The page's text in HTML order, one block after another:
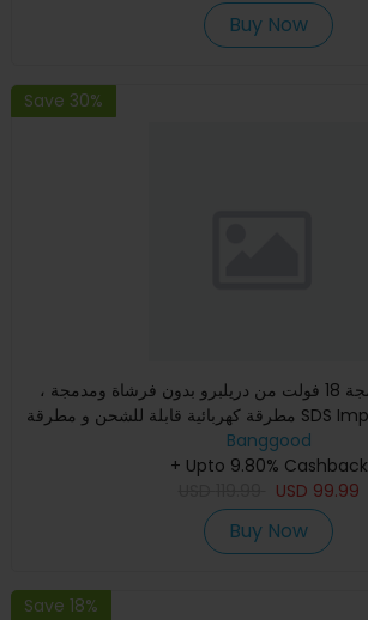
Buy Now
Save 30%
حافظة الحفر المدمجة 18 فولت من دريلبرو بدون فرشاة ومدمجة ،
مطرقة كهربائية قابلة للشحن و مطرقة SDS Impact Drill Hammer
Fi
Banggood
+ Upto 9.80% Cashback
USD 99.99
Buy Now
Save 18%